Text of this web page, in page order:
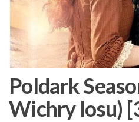
Poldark
Wichry losu)